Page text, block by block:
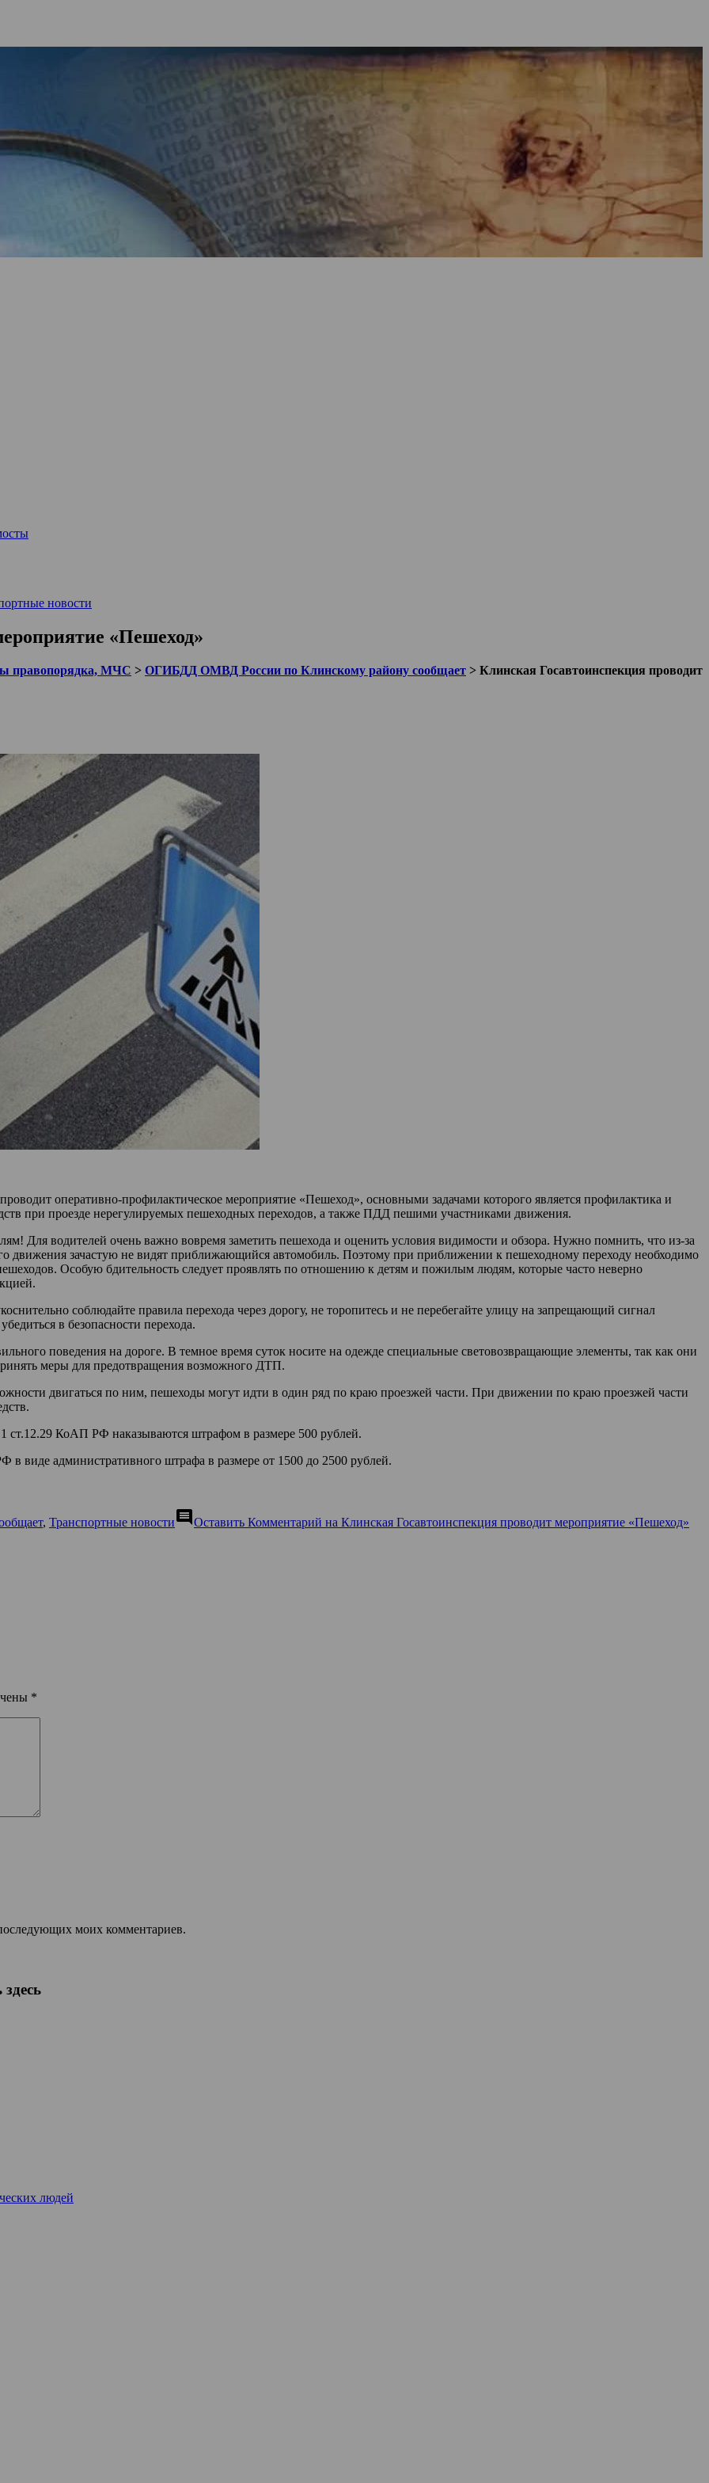
новости
«Пешеход»
правопорядка, МЧС > ОГИБДД ОМВД России по Клинскому району сообщает > Клинская Госавтоинспекция проводит
оперативно-профилактическое мероприятие «Пешеход», основными задачами которого является профилактика и
при проезде нерегулируемых пешеходных переходов, а также ПДД пешими участниками движения.
Для водителей очень важно вовремя заметить пешехода и оценить условия видимости и обзора. Нужно помнить, что из-за
зачастую не видят приближающийся автомобиль. Поэтому при приближении к пешеходному переходу необходимо
Особую бдительность следует проявлять по отношению к детям и пожилым людям, которые часто неверно
соблюдайте правила перехода через дорогу, не торопитесь и не перебегайте улицу на запрещающий сигнал
в безопасности перехода.
поведения на дороге. В темное время суток носите на одежде специальные световозвращающие элементы, так как они
меры для предотвращения возможного ДТП.
двигаться по ним, пешеходы могут идти в один ряд по краю проезжей части. При движении по краю проезжей части
ст.12.29 КоАП РФ наказываются штрафом в размере 500 рублей.
виде административного штрафа в размере от 1500 до 2500 рублей.
, Транспортные новостиcomment Оставить Комментарий на Клинская Госавтоинспекция проводит мероприятие «Пешеход»
*
моих комментариев.
людей